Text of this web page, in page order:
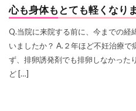
心も身体もとても軽くなり
Q.当院に来院する前に、今までの経
いましたか？ A.２年ほど不妊治療
ず、排卵誘発剤でも排卵しなかった
ど […]